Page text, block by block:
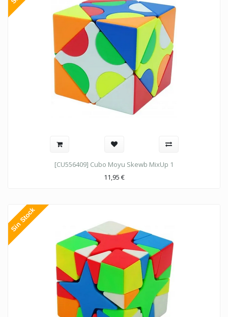
[CU556409] Cubo Moyu Skewb MixUp 1
11,95 €
Sin Stock